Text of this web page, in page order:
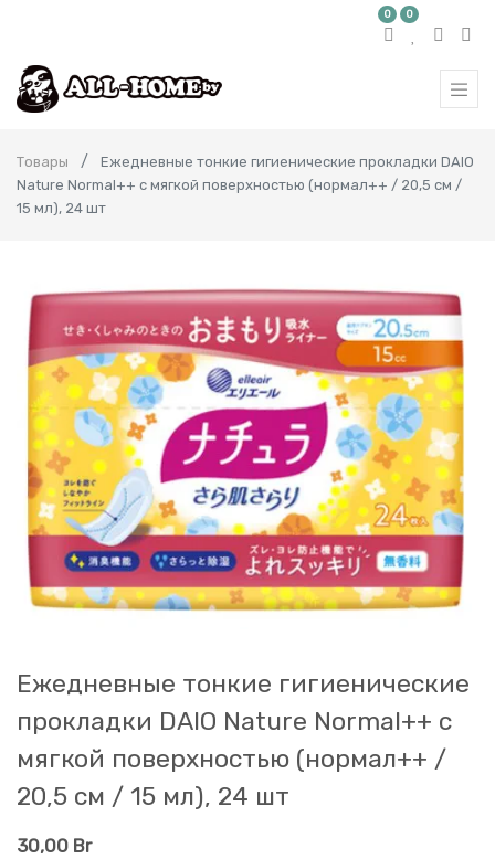
0 0
Товары
Ежедневные тонкие гигиенические прокладки DAIO
Nature Normal++ с мягкой поверхностью (нормал++ / 20,5 см /
15 мл), 24 шт
Ежедневные тонкие гигиенические
прокладки DAIO Nature Normal++ с
мягкой поверхностью (нормал++ /
20,5 см / 15 мл), 24 шт
30,00 Br